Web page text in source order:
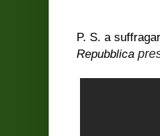
P. S. a
Repubblica